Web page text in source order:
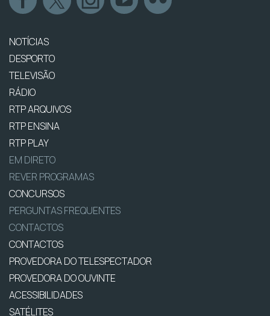
NOTÍCIAS
DESPORTO
TELEVISÃO
RÁDIO
RTP ARQUIVOS
RTP ENSINA
RTP PLAY
EM DIRETO
REVER PROGRAMAS
CONCURSOS
PERGUNTAS FREQUENTES
CONTACTOS
CONTACTOS
PROVEDORA DO TELESPECTADOR
PROVEDORA DO OUVINTE
ACESSIBILIDADES
SATÉLITES